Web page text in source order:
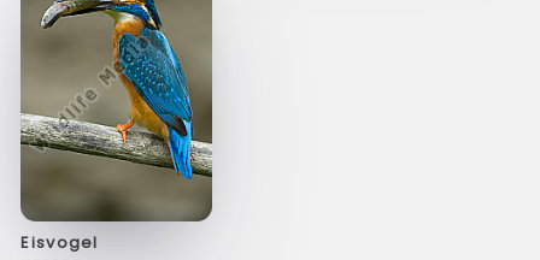
Eisvogel